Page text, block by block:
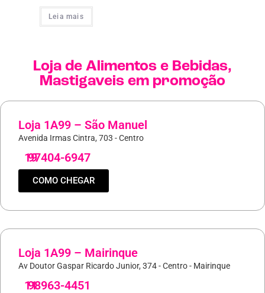
Leia mais
Loja de Alimentos e Bebidas,
Mastigaveis em promoção
Loja 1A99 – São Manuel
Avenida Irmas Cintra, 703 - Centro
19
97404-6947
COMO CHEGAR
Loja 1A99 – Mairinque
Av Doutor Gaspar Ricardo Junior, 374 - Centro - Mairinque
11
98963-4451